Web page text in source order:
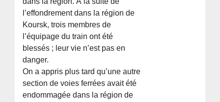
l’effondrement dans la région de
Koursk, trois membres de
l’équipage du train ont été
blessés ; leur vie n’est pas en
danger.
On a appris plus tard qu’une autre
section de voies ferrées avait été
endommagée dans la région de